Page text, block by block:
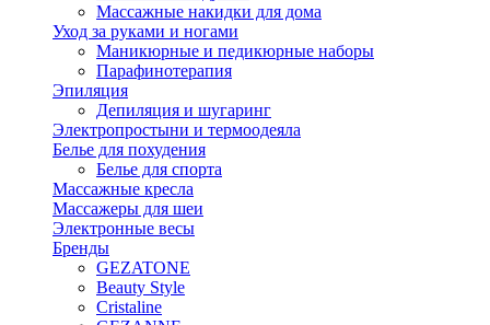
Массажные накидки для дома
Уход за руками и ногами
Маникюрные и педикюрные наборы
Парафинотерапия
Эпиляция
Депиляция и шугаринг
Электропростыни и термоодеяла
Белье для похудения
Белье для спорта
Массажные кресла
Массажеры для шеи
Электронные весы
Бренды
GEZATONE
Beauty Style
Cristaline